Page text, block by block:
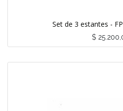
Set de 3 estantes -
$